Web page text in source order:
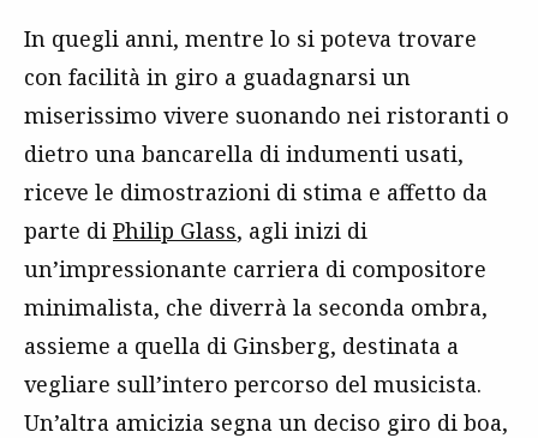
In quegli anni, mentre lo si poteva trovare
con facilità in giro a guadagnarsi un
miserissimo vivere suonando nei ristoranti o
dietro una bancarella di indumenti usati,
riceve le dimostrazioni di stima e affetto da
parte di Philip Glass, agli inizi di
un’impressionante carriera di compositore
minimalista, che diverrà la seconda ombra,
assieme a quella di Ginsberg, destinata a
vegliare sull’intero percorso del musicista.
Un’altra amicizia segna un deciso giro di boa,